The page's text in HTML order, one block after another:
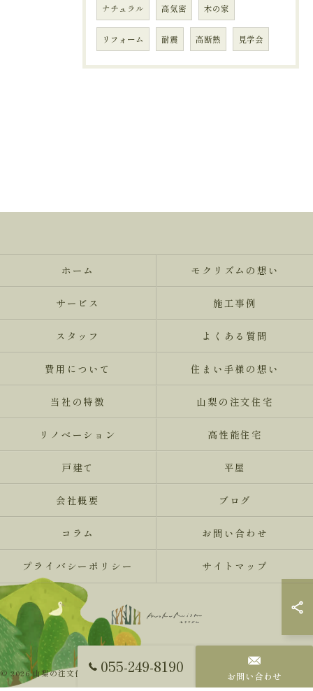
ナチュラル 高気密 木の家
リフォーム 耐震 高断熱 見学会
055-249-8190 お問い合わせ
ホーム モクリズムの想い
サービス 施工事例
スタッフ よくある質問
費用について 住まい手様の想い
当社の特徴 山梨の注文住宅
リノベーション 高性能住宅
戸建て 平屋
会社概要 ブログ
コラム お問い合わせ
プライバシーポリシー サイトマップ
© 2026 山梨の注文住宅ならMokureismモクリズム ALL RIGHTS RESERVED.